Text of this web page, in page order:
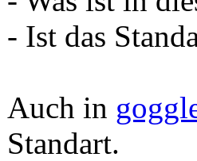
- Ist das
Auch in
Standart.